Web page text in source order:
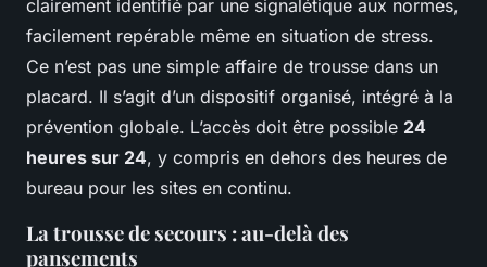
clairement identifié par une signalétique aux normes,
facilement repérable même en situation de stress.
Ce n’est pas une simple affaire de trousse dans un
placard. Il s’agit d’un dispositif organisé, intégré à la
prévention globale. L’accès doit être possible 24
heures sur 24, y compris en dehors des heures de
bureau pour les sites en continu.
La trousse de secours : au-delà des
pansements